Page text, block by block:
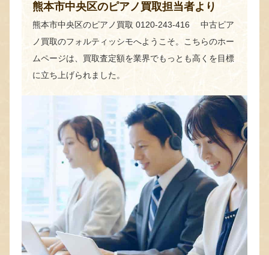
熊本市中央区のピアノ買取担当者より
熊本市中央区のピアノ買取 0120-243-416 中古ピア
ノ買取のフォルティッシモへようこそ。こちらのホー
ムページは、買取査定額を業界でもっとも高くを目標
に立ち上げられました。